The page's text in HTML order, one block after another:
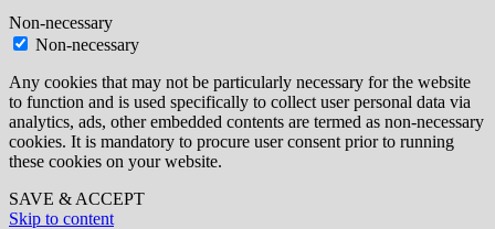
Non-necessary
Non-necessary
Any cookies that may not be particularly necessary for the website
to function and is used specifically to collect user personal data via
analytics, ads, other embedded contents are termed as non-necessary
cookies. It is mandatory to procure user consent prior to running
these cookies on your website.
SAVE & ACCEPT
Skip to content